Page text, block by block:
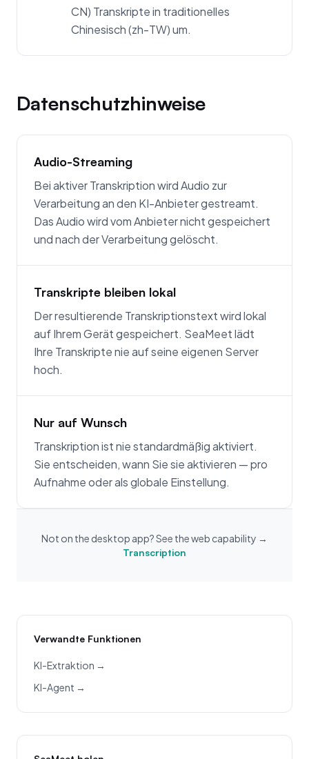
CN) Transkripte in traditionelles
Chinesisch (zh-TW) um.
Datenschutzhinweise
Audio-Streaming
Bei aktiver Transkription wird Audio zur
Verarbeitung an den KI-Anbieter gestreamt.
Das Audio wird vom Anbieter nicht gespeichert
und nach der Verarbeitung gelöscht.
Transkripte bleiben lokal
Der resultierende Transkriptionstext wird lokal
auf Ihrem Gerät gespeichert. SeaMeet lädt
Ihre Transkripte nie auf seine eigenen Server
hoch.
Nur auf Wunsch
Transkription ist nie standardmäßig aktiviert.
Sie entscheiden, wann Sie sie aktivieren — pro
Aufnahme oder als globale Einstellung.
Not on the desktop app? See the web capability →
Transcription
Verwandte Funktionen
KI-Extraktion →
KI-Agent →